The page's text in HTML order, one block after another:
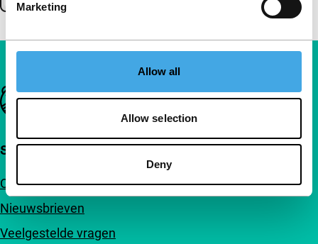
Marketing
Allow all
Allow selection
Deny
Belangrijke links
Snel naar
Over ons
Nieuwsbrieven
Veelgestelde vragen